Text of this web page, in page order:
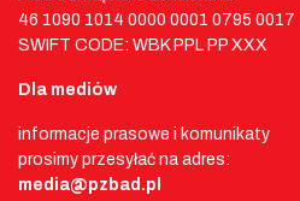
46 1090 1014 0000 0001 0795 0017
SWIFT CODE: WBK PPL PP XXX
Dla mediów
informacje prasowe i komunikaty
prosimy przesyłać na adres:
media@pzbad.pl